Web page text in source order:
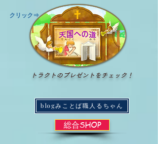
​クリック⇒
トラクトのプレゼントをチェック！
blogみことば職人るちゃん
総合SHOP